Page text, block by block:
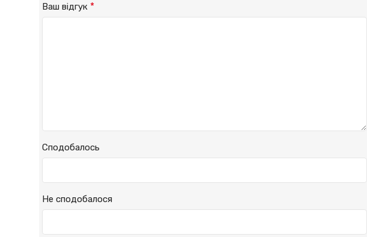
Ваш відгук *
Сподобалось
Не сподобалося